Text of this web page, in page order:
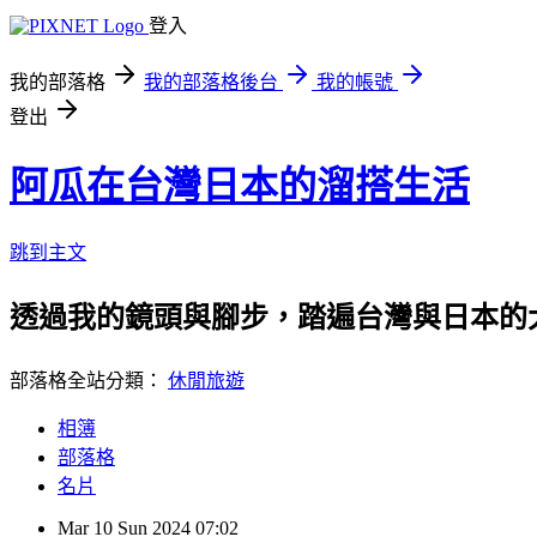
登入
我的部落格 我的部落格後台
我的帳號
登出
阿瓜在台灣日本的溜搭生活
跳到主文
透過我的鏡頭與腳步，踏遍台灣與日本的
部落格全站分類： 休閒旅遊
相簿
部落格
名片
Mar 10 Sun 2024 07:02